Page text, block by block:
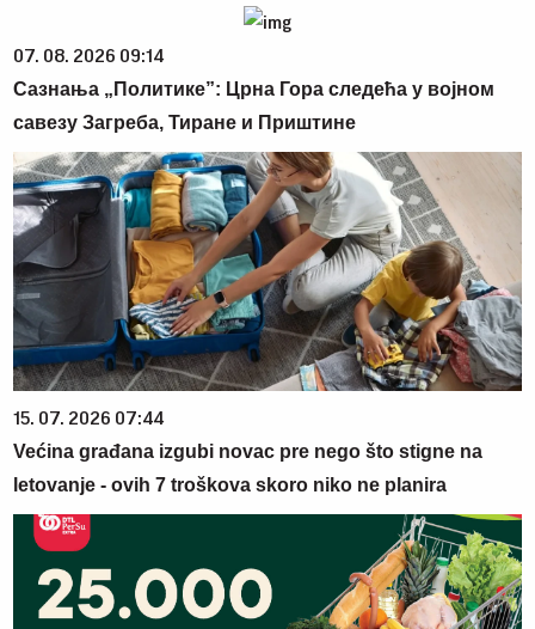
07. 08. 2026 09:14
Сазнања „Политике”: Црна Гора следећа у војном
савезу Загреба, Тиране и Приштине
15. 07. 2026 07:44
Većina građana izgubi novac pre nego što stigne na
letovanje - ovih 7 troškova skoro niko ne planira